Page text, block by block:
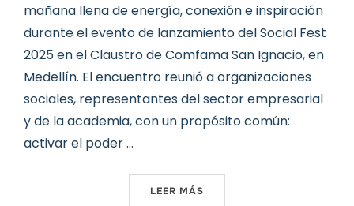
mañana llena de energía, conexión e inspiración
durante el evento de lanzamiento del Social Fest
2025 en el Claustro de Comfama San Ignacio, en
Medellín. El encuentro reunió a organizaciones
sociales, representantes del sector empresarial
y de la academia, con un propósito común:
activar el poder …
LEER MÁS